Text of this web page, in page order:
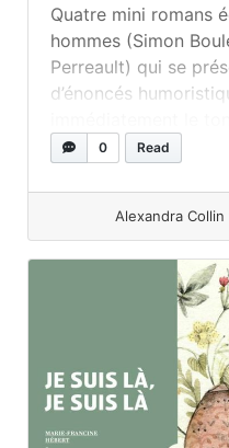
Quatre mini romans
hommes (Simon
Perreault) qui se
d’énoncés
qu’on voudrait tous
rigolo, auquel tous
0 Read
Alexandra Collin